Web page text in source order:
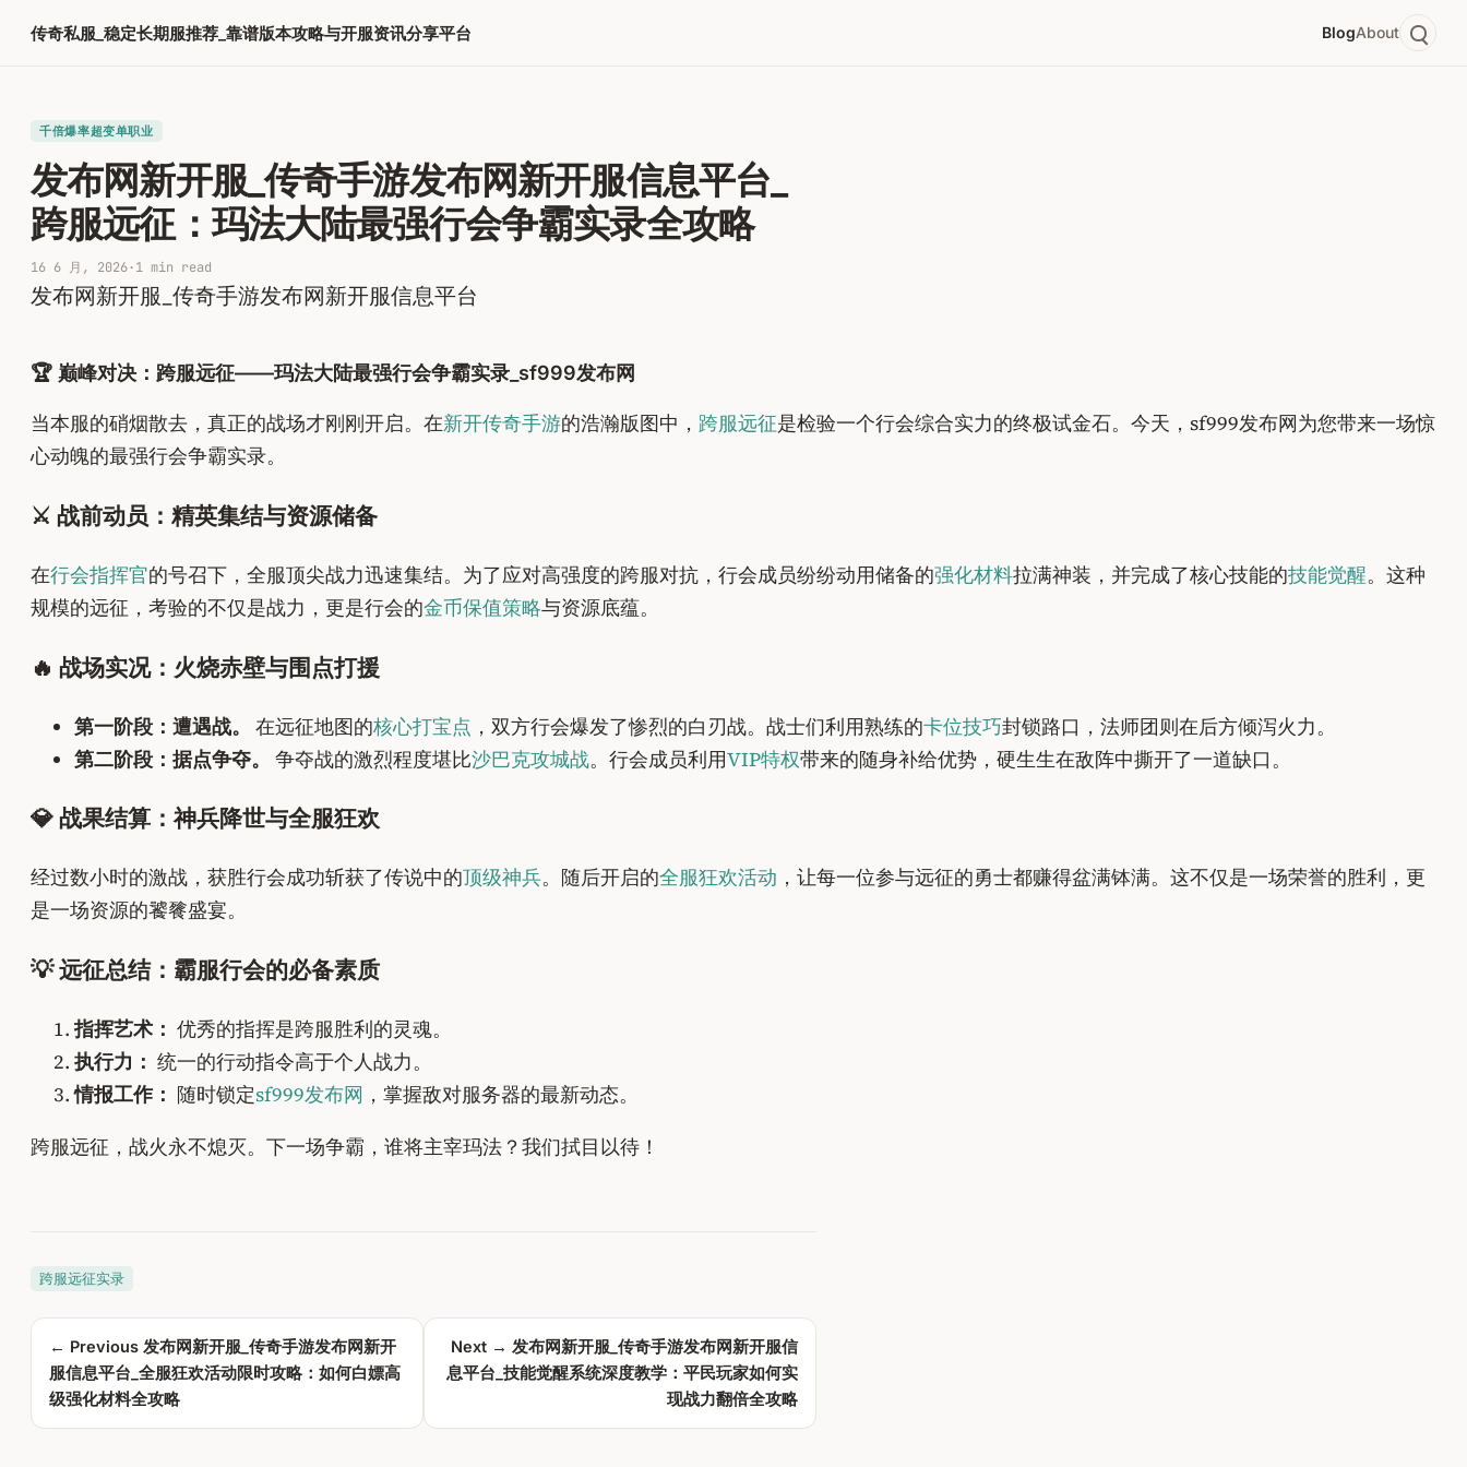
传奇私服_稳定长期服推荐_靠谱版本攻略与开服资讯分享平台 BlogAbout
千倍爆率超变单职业​
发布网新开服_传奇手游发布网新开服信息平台_
跨服远征：玛法大陆最强行会争霸实录全攻略
16 6 月, 2026·1 min read
发布网新开服_传奇手游发布网新开服信息平台
🏆 巅峰对决：跨服远征——玛法大陆最强行会争霸实录_sf999发布网
当本服的硝烟散去，真正的战场才刚刚开启。在新开传奇手游的浩瀚版图中， 跨服远征是检验一个行会综合实力的终极试金石。今天，sf999发布网为您带来一场惊
心动魄的最强行会争霸实录。
⚔️ 战前动员：精英集结与资源储备
在行会指挥官的号召下，全服顶尖战力迅速集结。为了应对高强度的跨服对抗，行会成员纷纷动用储备的强化材料拉满神装，并完成了核心技能的技能觉醒。这种
规模的远征，考验的不仅是战力，更是行会的金币保值策略与资源底蕴。
🔥 战场实况：火烧赤壁与围点打援
第一阶段：遭遇战。 在远征地图的核心打宝点 ，双方行会爆发了惨烈的白刃战。战士们利用熟练的卡位技巧封锁路口，法师团则在后方倾泻火力。
第二阶段：据点争夺。 争夺战的激烈程度堪比沙巴克攻城战。行会成员利用VIP特权带来的随身补给优势，硬生生在敌阵中撕开了一道缺口。
💎 战果结算：神兵降世与全服狂欢
经过数小时的激战，获胜行会成功斩获了传说中的顶级神兵。随后开启的全服狂欢活动 ，让每一位参与远征的勇士都赚得盆满钵满。这不仅是一场荣誉的胜利，更
是一场资源的饕餮盛宴。
💡 远征总结：霸服行会的必备素质
指挥艺术： 优秀的指挥是跨服胜利的灵魂。
执行力： 统一的行动指令高于个人战力。
情报工作： 随时锁定sf999发布网 ，掌握敌对服务器的最新动态。
跨服远征，战火永不熄灭。下一场争霸，谁将主宰玛法？我们拭目以待！
跨服远征实录
← Previous 发布网新开服_传奇手游发布网新开
服信息平台_全服狂欢活动限时攻略：如何白嫖高
级强化材料全攻略
Next → 发布网新开服_传奇手游发布网新开服信
息平台_技能觉醒系统深度教学：平民玩家如何实
现战力翻倍全攻略